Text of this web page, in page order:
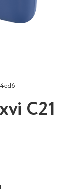
C21